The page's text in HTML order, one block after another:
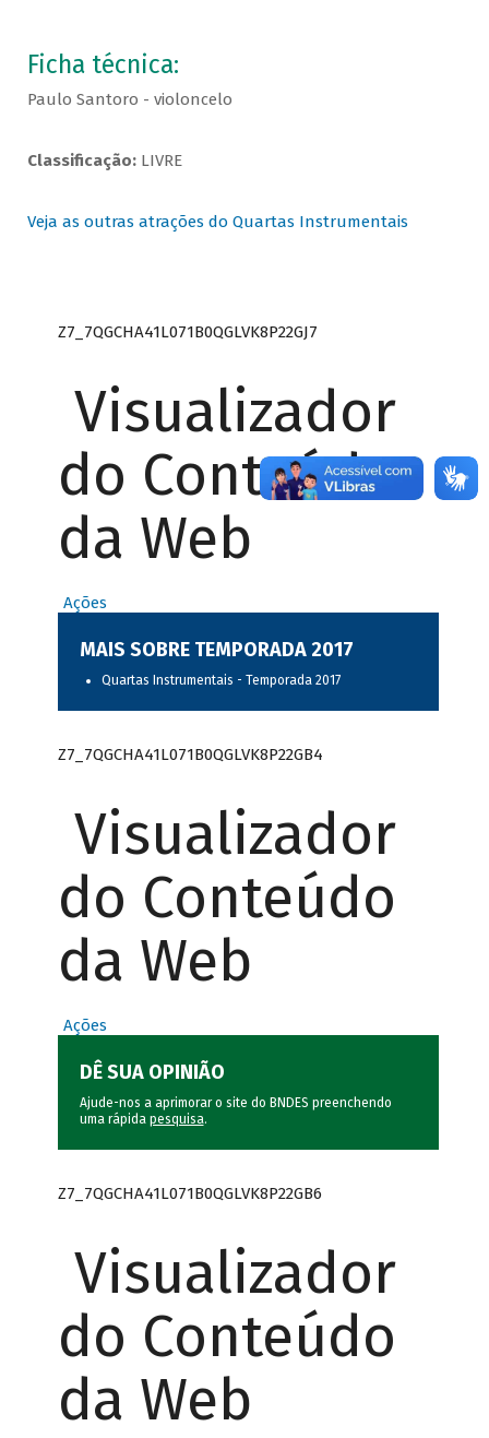
Ficha técnica:
Paulo Santoro - violoncelo
Classificação:LIVRE
Veja as outras atrações do Quartas Instrumentais
Z7_7QGCHA41L071B0QGLVK8P22GJ7
Visualizador
do Conteúdo
da Web
Ações
MAIS SOBRE TEMPORADA 2017
Quartas Instrumentais - Temporada 2017
Z7_7QGCHA41L071B0QGLVK8P22GB4
Visualizador
do Conteúdo
da Web
Ações
DÊ SUA OPINIÃO
Ajude-nos a aprimorar o site do BNDES preenchendo
uma rápida pesquisa.
Z7_7QGCHA41L071B0QGLVK8P22GB6
Visualizador
do Conteúdo
da Web